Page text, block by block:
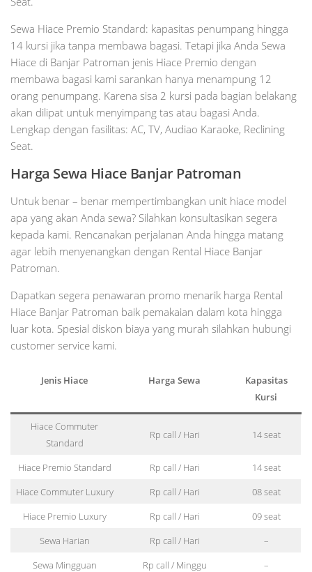
Sewa Hiace Premio Standard: kapasitas penumpang hingga
14 kursi jika tanpa membawa bagasi. Tetapi jika Anda Sewa
Hiace di Banjar Patroman jenis Hiace Premio dengan
membawa bagasi kami sarankan hanya menampung 12
orang penumpang. Karena sisa 2 kursi pada bagian belakang
akan dilipat untuk menyimpang tas atau bagasi Anda.
Lengkap dengan fasilitas: AC, TV, Audiao Karaoke, Reclining
Seat.
Harga Sewa Hiace Banjar Patroman
Untuk benar – benar mempertimbangkan unit hiace model
apa yang akan Anda sewa? Silahkan konsultasikan segera
kepada kami. Rencanakan perjalanan Anda hingga matang
agar lebih menyenangkan dengan Rental Hiace Banjar
Patroman.
Dapatkan segera penawaran promo menarik harga Rental
Hiace Banjar Patroman baik pemakaian dalam kota hingga
luar kota. Spesial diskon biaya yang murah silahkan hubungi
customer service kami.
Jenis Hiace Harga Sewa
Kapasitas
Kursi
Hiace Commuter
Standard
Rp call / Hari 14 seat
Hiace Premio Standard Rp call / Hari
14 seat
Hiace Commuter Luxury
Rp call / Hari
08 seat
Hiace Premio Luxury
Rp call / Hari
09 seat
Sewa Harian
Rp call / Hari
–
Sewa Mingguan
Rp call / Minggu
–